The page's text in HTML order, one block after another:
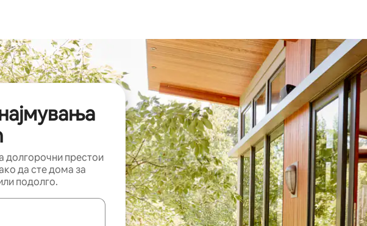
долгорочни престои
да сте дома за
подолго.
движете се со копчињата со стрелки нагоре и надолу или истражувајте со